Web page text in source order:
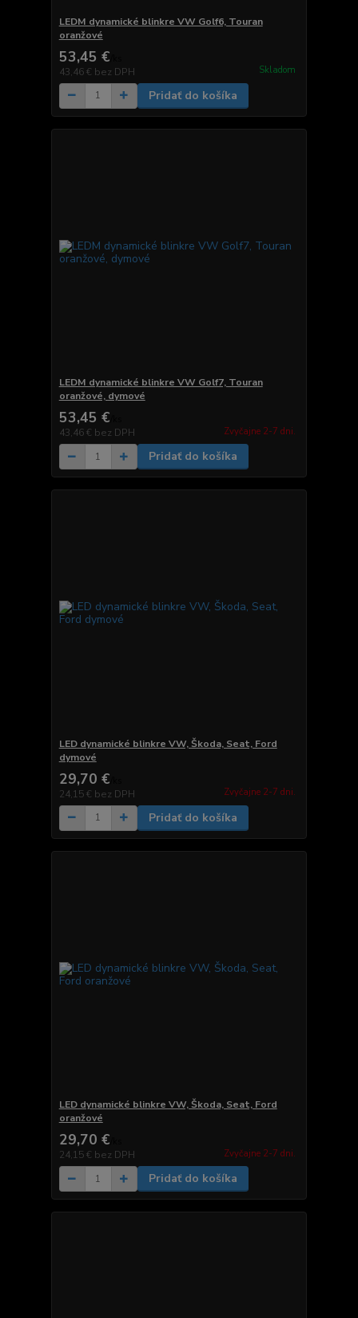
LEDM dynamické blinkre VW Golf6, Touran
oranžové
53,45 €
43,46 € bez DPH Skladom
Pridať do košíka
LEDM dynamické blinkre VW Golf7, Touran
oranžové, dymové
53,45 €
43,46 € bez DPH Zvyčajne 2-7 dni.
Pridať do košíka
LED dynamické blinkre VW, Škoda, Seat, Ford
dymové
29,70 €
24,15 € bez DPH Zvyčajne 2-7 dni.
Pridať do košíka
LED dynamické blinkre VW, Škoda, Seat, Ford
oranžové
29,70 €
24,15 € bez DPH Zvyčajne 2-7 dni.
Pridať do košíka